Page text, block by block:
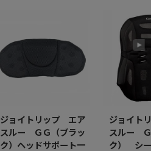
ジョイトリップ エア
スルー ＧＧ（ブラッ
ク）ヘッドサポート一
ジョイト
スルー
ク） シ